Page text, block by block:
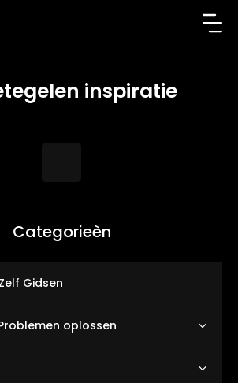
inspiratie
Categorieèn
Gidsen
oplossen